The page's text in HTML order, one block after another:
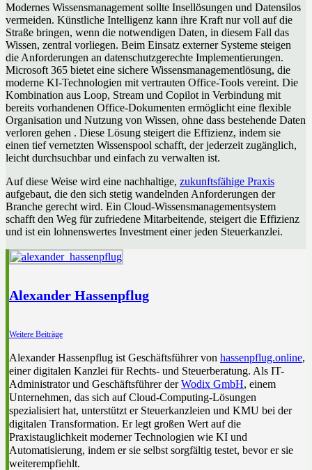
Modernes Wissensmanagement sollte Insellösungen und Datensilos
vermeiden. Künstliche Intelligenz kann ihre Kraft nur voll auf die
Straße bringen, wenn die notwendigen Daten, in diesem Fall das
Wissen, zentral vorliegen. Beim Einsatz externer Systeme steigen
die Anforderungen an datenschutzgerechte Implementierungen.
Microsoft 365 bietet eine sichere Wissensmanagementlösung, die
moderne KI-Technologien mit vertrauten Office-Tools vereint. Die
Kombination aus Loop, Stream und Copilot in Verbindung mit
bereits vorhandenen Office-Dokumenten ermöglicht eine flexible
Organisation und Nutzung von Wissen, ohne dass bestehende Daten
verloren gehen . Diese Lösung steigert die Effizienz, indem sie
einen tief vernetzten Wissenspool schafft, der jederzeit zugänglich,
leicht durchsuchbar und einfach zu verwalten ist.
Auf diese Weise wird eine nachhaltige, zukunftsfähige Praxis
aufgebaut, die den sich stetig wandelnden Anforderungen der
Branche gerecht wird. Ein Cloud-Wissensmanagementsystem
schafft den Weg für zufriedene Mitarbeitende, steigert die Effizienz
und ist ein lohnenswertes Investment einer jeden Steuerkanzlei.
Alexander Hassenpflug
Weitere Beiträge
Alexander Hassenpflug ist Geschäftsführer von hassenpflug.online,
einer digitalen Kanzlei für Rechts- und Steuerberatung. Als IT-
Administrator und Geschäftsführer derWodix GmbH, einem
Unternehmen, das sich auf Cloud-Computing-Lösungen
spezialisiert hat, unterstützt er Steuerkanzleien und KMU bei der
digitalen Transformation. Er legt großen Wert auf die
Praxistauglichkeit moderner Technologien wie KI und
Automatisierung, indem er sie selbst sorgfältig testet, bevor er sie
weiterempfiehlt.